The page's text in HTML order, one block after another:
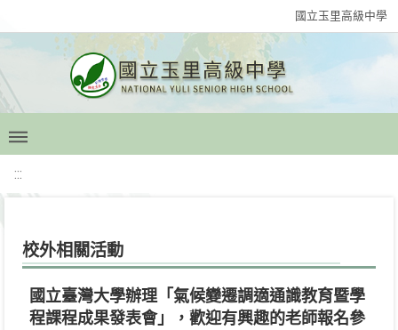
國立玉里高級中學
:::
校外相關活動
國立臺灣大學辦理「氣候變遷調適通識教育暨學
程課程成果發表會」，歡迎有興趣的老師報名參